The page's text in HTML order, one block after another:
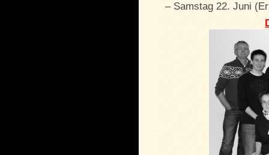
– Samstag 22. Juni